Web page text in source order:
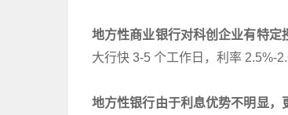
地方性商业银行对科创企业有特定
大行快 3-5 个工作日，利率 2.5%-
地方性银行由于利息优势不明显，